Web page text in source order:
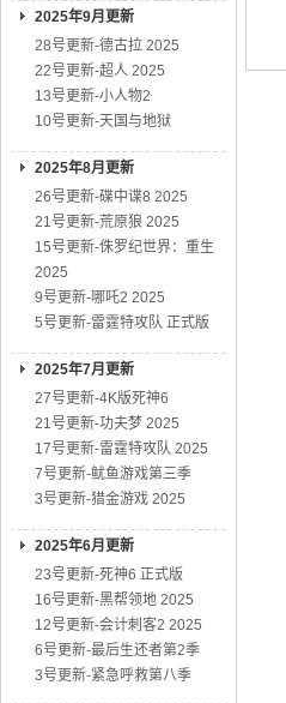
2025年9月更新
28号更新-德古拉 2025
22号更新-超人 2025
13号更新-小人物2
10号更新-天国与地狱
2025年8月更新
26号更新-碟中谍8 2025
21号更新-荒原狼 2025
15号更新-侏罗纪世界：重生
2025
9号更新-哪吒2 2025
5号更新-雷霆特攻队 正式版
2025年7月更新
27号更新-4K版死神6
21号更新-功夫梦 2025
17号更新-雷霆特攻队 2025
7号更新-鱿鱼游戏第三季
3号更新-猎金游戏 2025
2025年6月更新
23号更新-死神6 正式版
16号更新-黑帮领地 2025
12号更新-会计刺客2 2025
6号更新-最后生还者第2季
3号更新-紧急呼救第八季